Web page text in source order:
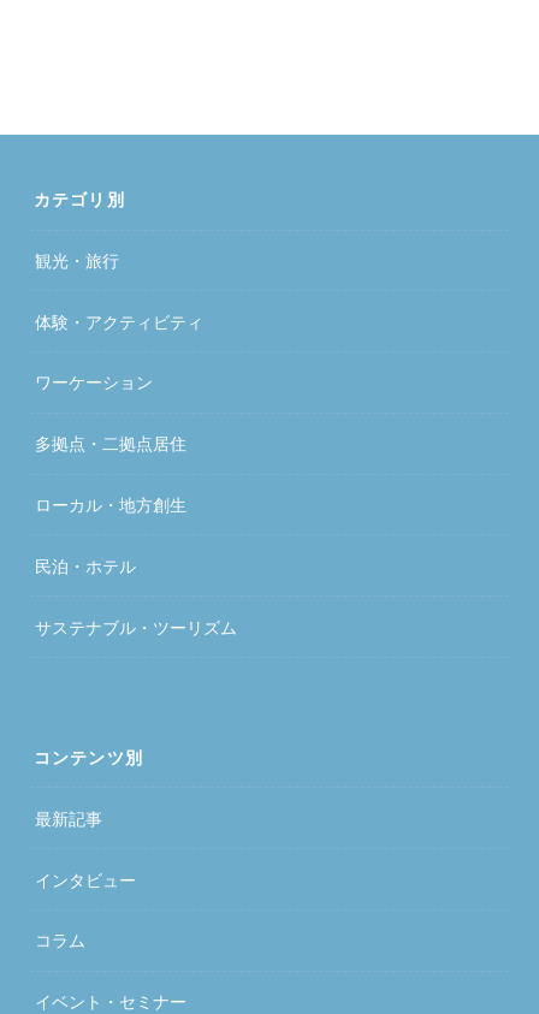
カテゴリ別
観光・旅行
体験・アクティビティ
ワーケーション
多拠点・二拠点居住
ローカル・地方創生
民泊・ホテル
サステナブル・ツーリズム
コンテンツ別
最新記事
インタビュー
コラム
イベント・セミナー